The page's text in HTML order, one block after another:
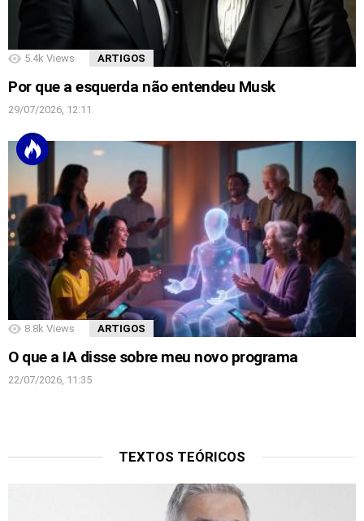
5.4k Views ARTIGOS
Por que a esquerda não entendeu Musk
29/07/2026, 12:11
8.8k Views ARTIGOS
O que a IA disse sobre meu novo programa
22/07/2026, 11:35
TEXTOS TEÓRICOS